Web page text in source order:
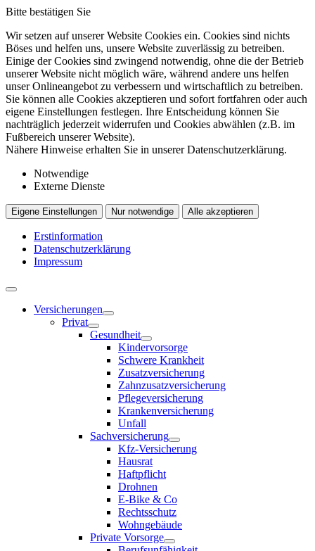
Bitte bestätigen Sie
Wir setzen auf unserer Website Cookies ein. Cookies sind nichts
Böses und helfen uns, unsere Website zuverlässig zu betreiben.
Einige der Cookies sind zwingend notwendig, ohne die der Betrieb
unserer Website nicht möglich wäre, während andere uns helfen
unser Onlineangebot zu verbessern und wirtschaftlich zu betreiben.
Sie können alle Cookies akzeptieren und sofort fortfahren oder auch
eigene Einstellungen festlegen. Ihre Entscheidung können Sie
nachträglich jederzeit widerrufen und Cookies abwählen (z.B. im
Fußbereich unserer Website).
Nähere Hinweise erhalten Sie in unserer Datenschutzerklärung.
Notwendige
Externe Dienste
Eigene Einstellungen Nur notwendige Alle akzeptieren
Erstinformation
Datenschutzerklärung
Impressum
Versicherungen
Privat
Gesundheit
Kindervorsorge
Schwere Krankheit
Zusatzversicherung
Zahnzusatzversicherung
Pflegeversicherung
Krankenversicherung
Unfall
Sachversicherung
Kfz-Versicherung
Hausrat
Haftpflicht
Drohnen
E-Bike & Co
Rechtsschutz
Wohngebäude
Private Vorsorge